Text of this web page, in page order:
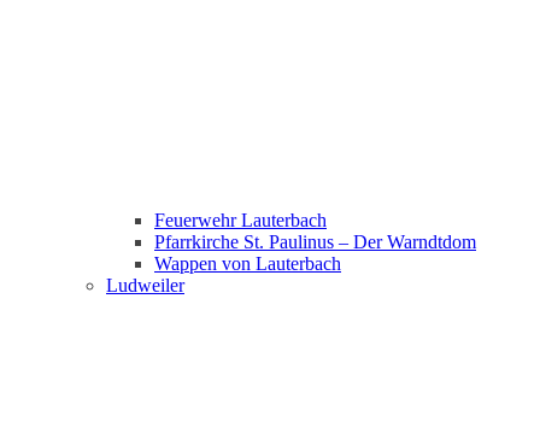
Feuerwehr Lauterbach
Pfarrkirche St. Paulinus – Der Warndtdom
Wappen von Lauterbach
Ludweiler